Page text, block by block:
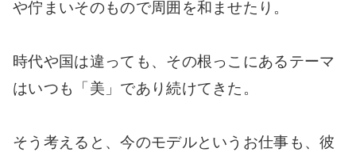
や佇まいそのもので周囲を和ませたり。
時代や国は違っても、その根っこにあるテーマ
はいつも「美」であり続けてきた。
そう考えると、今のモデルというお仕事も、彼